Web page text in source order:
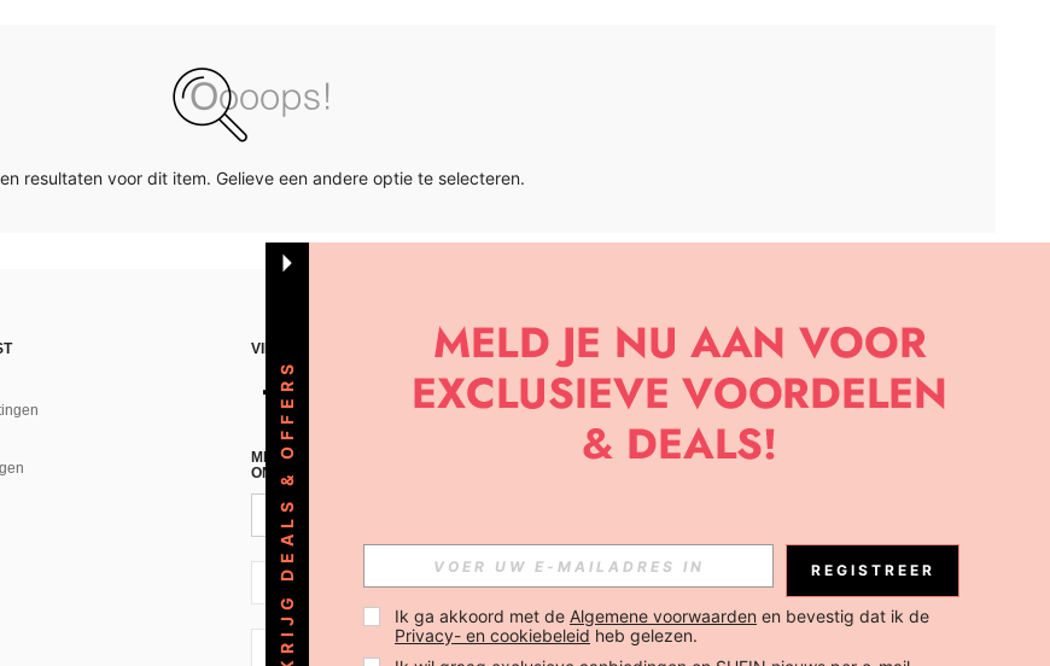
resultaten voor dit item. Gelieve een andere optie te selecteren.
VIND ONS
MELD JE A AN VOOR ONZE NIEUWSBRIEF OM DE LAATSTE NIEUWE TRENDS EN KORTINGEN TE
ONTVANGEN!(AFMELDEN IS MOGELIJK ELK MOMENT).
NL + 31
NL + 31
KRIJG DEALS & OFFERS REGISTREER
Ik ga akkoord met de Algemene voorwaarden en bevestig dat ik de
Privacy- en cookiebeleid heb gelezen.